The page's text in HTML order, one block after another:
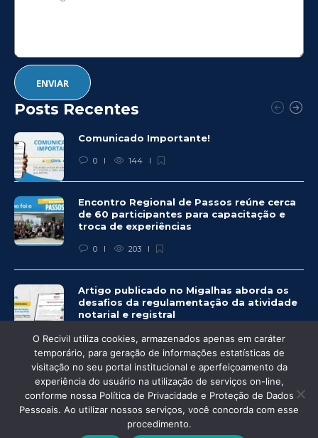
Posts Recentes
Comunicado Importante!
0 144
Encontro Regional de Passos reúne cerca
de 60 participantes para capacitação e
troca de experiências
0 203
Artigo publicado no Migalhas aborda os
desafios da regulamentação da atividade
notarial e registral
0 459
© Recivil 2020 – Todos os direitos reservados.
O Recivil utiliza cookies, armazenados apenas em caráter
temporário, para geração de informações estatísticas de
visitação no seu portal institucional e aperfeiçoamento da
experiência do usuário na utilização de serviços on-line,
conforme nossa Política de Privacidade e Proteção de Dados
Pessoais. Ao utilizar nossos serviços, você concorda com esse
procedimento.